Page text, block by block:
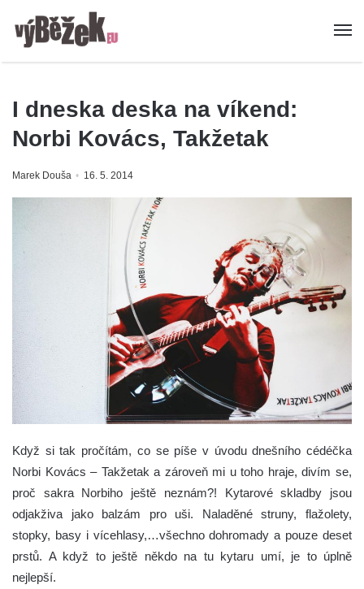
I dneska deska na víkend:
Norbi Kovács, Takžetak
Marek Douša 16. 5. 2014
Když si tak pročítám, co se píše v úvodu dnešního cédéčka
Norbi Kovács – Takžetak a zároveň mi u toho hraje, divím se,
proč sakra Norbiho ještě neznám?! Kytarové skladby jsou
odjakživa jako balzám pro uši. Naladěné struny, flažolety,
stopky, basy i vícehlasy,…všechno dohromady a pouze deset
prstů. A když to ještě někdo na tu kytaru umí, je to úplně
nejlepší.